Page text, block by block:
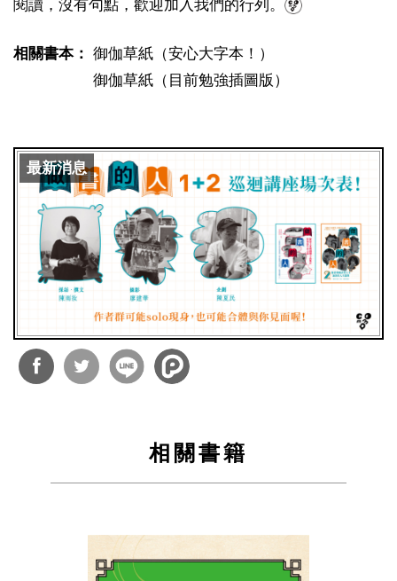
閱讀，沒有句點，歡迎加入我們的行列。
相關書本： 御伽草紙（安心大字本！）
御伽草紙（目前勉強插圖版）
最新消息
相關書籍